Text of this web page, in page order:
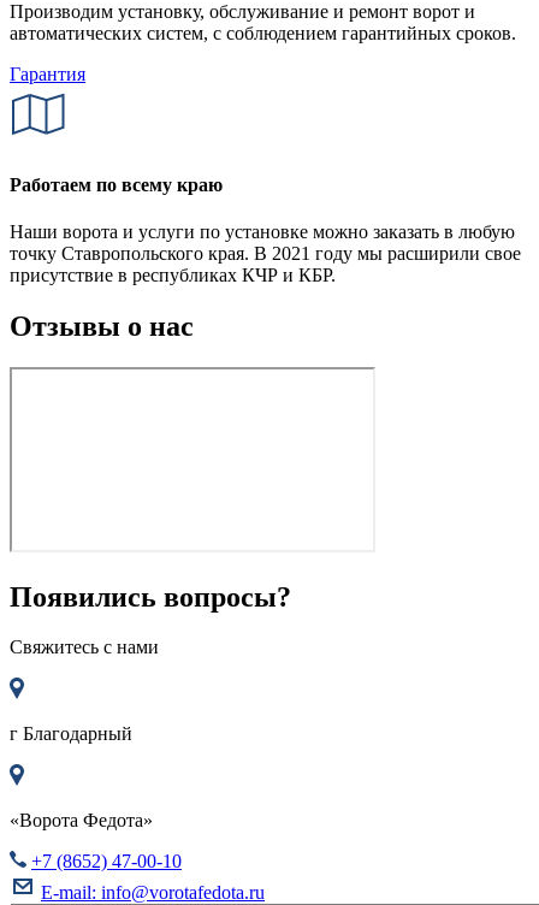
Производим установку, обслуживание и ремонт ворот и
автоматических систем, с соблюдением гарантийных сроков.
Гарантия
Работаем по всему краю
Наши ворота и услуги по установке можно заказать в любую
точку Ставропольского края. В 2021 году мы расширили свое
присутствие в республиках КЧР и КБР.
Отзывы о нас
Появились вопросы?
Свяжитесь с нами
г Благодарный
«Ворота Федота»
+7 (8652) 47-00-10
E-mail: info@vorotafedota.ru